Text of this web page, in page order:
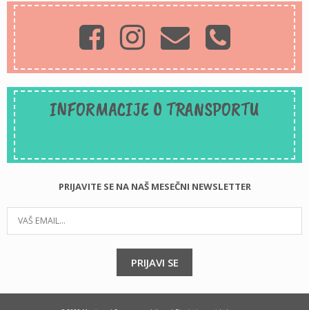
INFORMACIJE O TRANSPORTU
PRIJAVITE SE NA NAŠ MESEČNI NEWSLETTER
PRIJAVI SE